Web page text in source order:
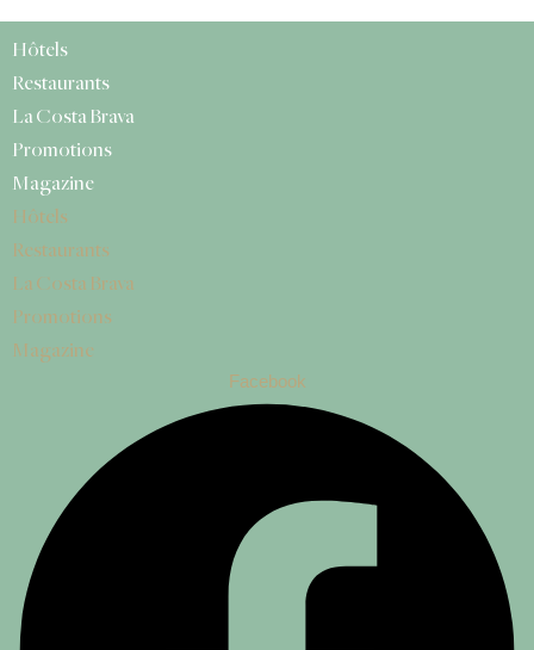
Hôtels
Restaurants
La Costa Brava
Promotions
Magazine
Hôtels
Restaurants
La Costa Brava
Promotions
Magazine
Facebook